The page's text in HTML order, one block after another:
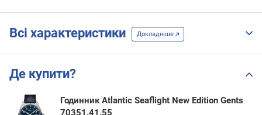
Всі характеристики Докладніше
Де купити?
Годинник Atlantic Seaflight New Edition Gents
70351.41.55